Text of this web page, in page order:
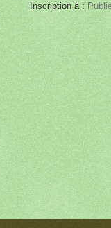
Inscription à :